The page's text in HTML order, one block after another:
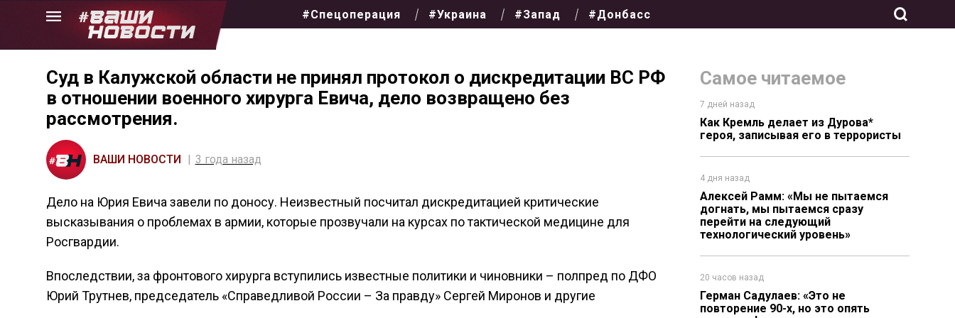
Skip
#Спецоперация #Украина #Запад #Донбасс
Самое читаемое
7 дней назад
Как Кремль делает из Дурова*
героя, записывая его в террористы
4 дня назад
Алексей Рамм: «Мы не пытаемся
догнать, мы пытаемся сразу
перейти на следующий
технологический уровень»
20 часов назад
Герман Садулаев: «Это не
повторение 90-х, но это опять
Суд в Калужской области не принял протокол о дискредитации ВС РФ
в отношении военного хирурга Евича, дело возвращено без
рассмотрения.
ВАШИ НОВОСТИ 3 года назад
Дело на Юрия Евича завели по доносу. Неизвестный посчитал дискредитацией критические
высказывания о проблемах в армии, которые прозвучали на курсах по тактической медицине для
Росгвардии.
Впоследствии, за фронтового хирурга вступились известные политики и чиновники – полпред по ДФО
Юрий Трутнев, председатель «Справедливой России – За правду» Сергей Миронов и другие